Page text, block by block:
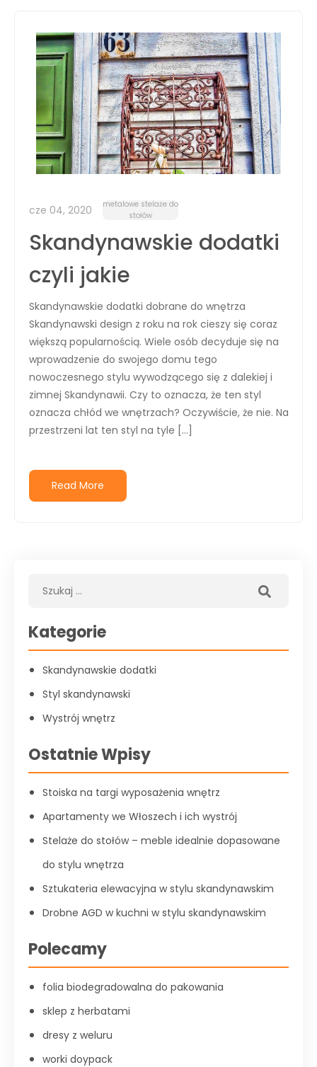
cze 04, 2020
metalowe stelaże do
stołów
Skandynawskie dodatki
czyli jakie
Skandynawskie dodatki dobrane do wnętrza
Skandynawski design z roku na rok cieszy się coraz
większą popularnością. Wiele osób decyduje się na
wprowadzenie do swojego domu tego
nowoczesnego stylu wywodzącego się z dalekiej i
zimnej Skandynawii. Czy to oznacza, że ten styl
oznacza chłód we wnętrzach? Oczywiście, że nie. Na
przestrzeni lat ten styl na tyle […]
Read More
Kategorie
Skandynawskie dodatki
Styl skandynawski
Wystrój wnętrz
Ostatnie Wpisy
Stoiska na targi wyposażenia wnętrz
Apartamenty we Włoszech i ich wystrój
Stelaże do stołów – meble idealnie dopasowane
do stylu wnętrza
Sztukateria elewacyjna w stylu skandynawskim
Drobne AGD w kuchni w stylu skandynawskim
Polecamy
folia biodegradowalna do pakowania
sklep z herbatami
dresy z weluru
worki doypack